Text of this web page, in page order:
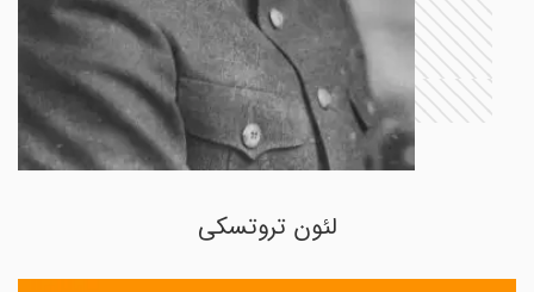
لئون تروتسکی